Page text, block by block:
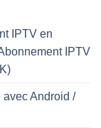
IPTV en
IPTV
Android /